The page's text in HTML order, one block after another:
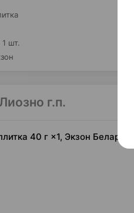
1 шт.
г.п.
40 г ×1, Экзон Беларусь